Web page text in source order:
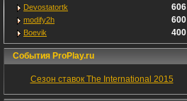
Devostatortk 606
modify2h 600
Boevik 400
События ProPlay.ru
Сезон ставок The International 2015